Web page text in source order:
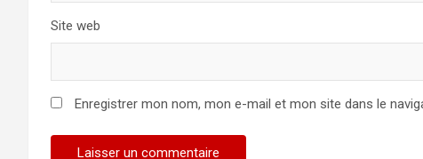
Site web
Enregistrer mon nom, mon e-mail et mon site dans le